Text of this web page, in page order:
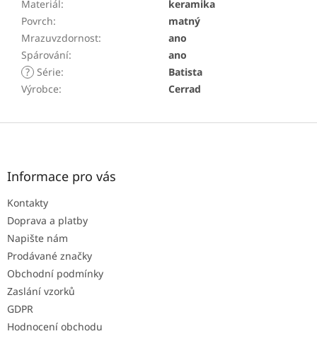
Materiál:
keramika
Povrch:
matný
Mrazuvzdornost:
ano
Spárování:
ano
? Série:
Batista
Výrobce: Cerrad
Z
Informace pro vás
Kontakty
Doprava a platby
Napište nám
Prodávané značky
Obchodní podmínky
Zaslání vzorků
GDPR
Hodnocení obchodu